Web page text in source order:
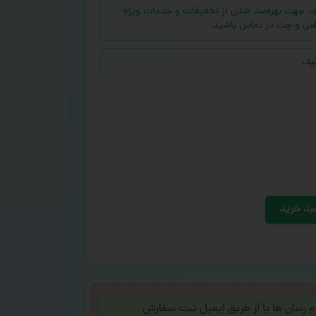
(بالای ۱۰ عدد) دارید، جهت بهره‌مند شدن از تخفیفات و خدمات ویژه
و چت در تماس باشید.
خرید
رسان ها یا از طریق ایمیل ثبت سفارش